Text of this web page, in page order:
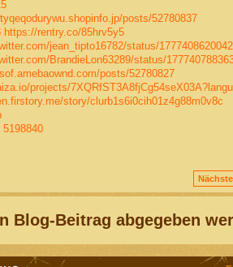
posts/52780837
https://rentry.co/85hrv5y5
jean_tipto16782/status/
BrandieLon63289/status/
posts/52780827
projects/
story/clurb1s6i0cih01z4g88m0v8c
5198840
Blog-Beitrag abgegeben